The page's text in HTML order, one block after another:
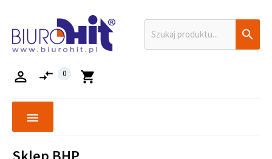

shopping_cart
compare_arrows 0

menu